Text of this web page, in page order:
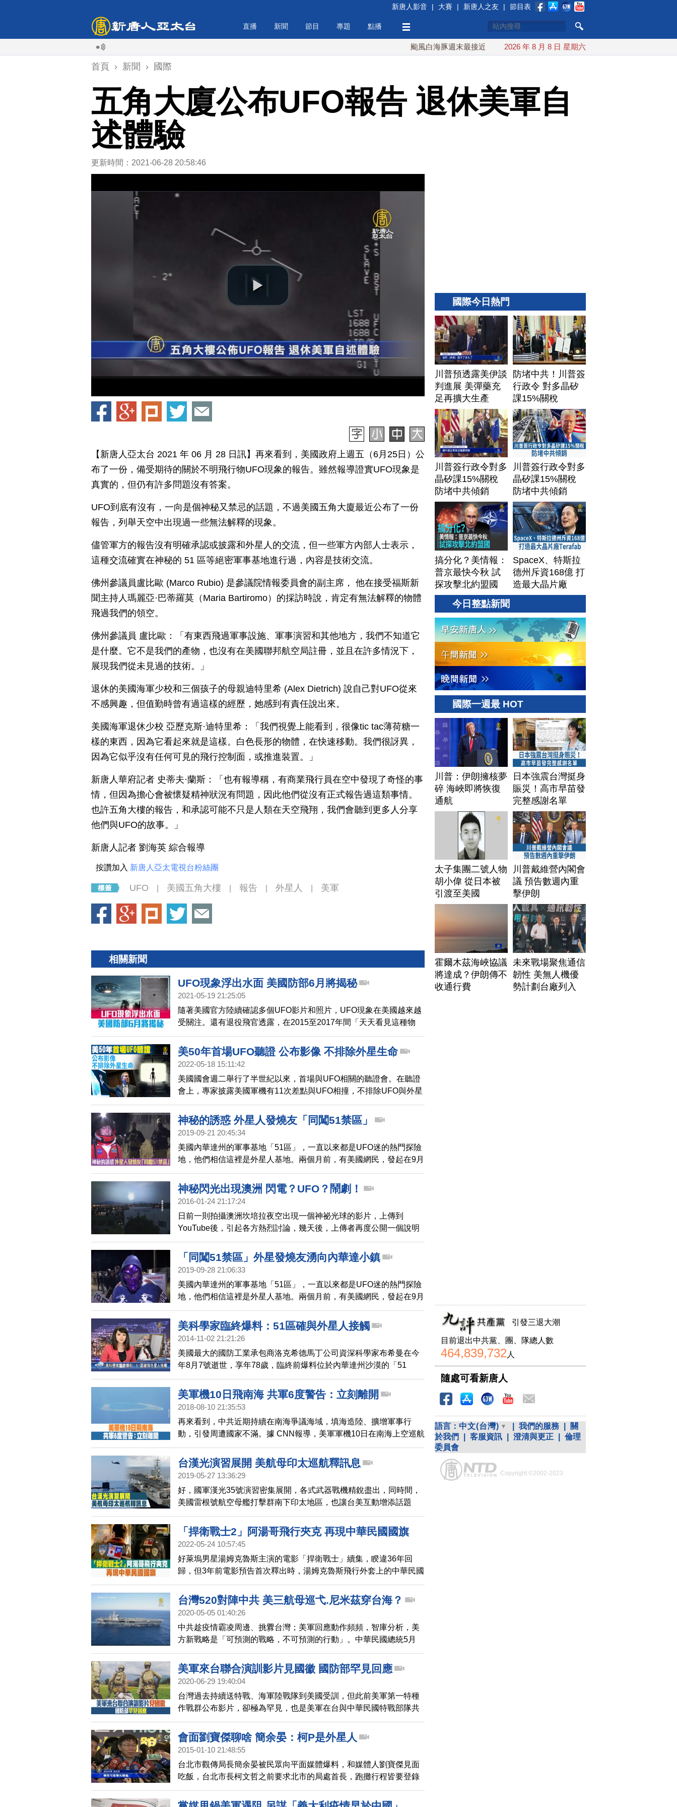
新唐人影音 | 大賽 | 新唐人之友 | 節目表
直播 新聞 節目 專題 點播
颱風白海豚週末最接近台灣 最快9日可能登陸中國 台灣漢光首結合城鎮演習 AIT
2026 年 8 月 8 日 星期六
首頁 › 新聞 › 國際
五角大廈公布UFO報告 退休美軍自
述體驗
更新時間：2021-06-28 20:58:46
【新唐人亞太台 2021 年 06 月 28 日訊】再來看到，美國政府上週五（6月25日）公
布了一份，備受期待的關於不明飛行物UFO現象的報告。雖然報導證實UFO現象是
真實的，但仍有許多問題沒有答案。
UFO到底有沒有，一向是個神秘又禁忌的話題，不過美國五角大廈最近公布了一份
報告，列舉天空中出現過一些無法解釋的現象。
儘管軍方的報告沒有明確承認或披露和外星人的交流，但一些軍方內部人士表示，
這種交流確實在神秘的 51 區等絕密軍事基地進行過，內容是技術交流。
佛州參議員盧比歐 (Marco Rubio) 是參議院情報委員會的副主席， 他在接受福斯新
聞主持人瑪麗亞·巴蒂羅莫（Maria Bartiromo）的採訪時說，肯定有無法解釋的物體
飛過我們的領空。
佛州參議員 盧比歐：「有東西飛過軍事設施、軍事演習和其他地方，我們不知道它
是什麼。它不是我們的產物，也沒有在美國聯邦航空局註冊，並且在許多情況下，
展現我們從未見過的技術。」
退休的美國海軍少校和三個孩子的母親迪特里希 (Alex Dietrich) 說自己對UFO從來
不感興趣，但值勤時曾有過這樣的經歷，她感到有責任說出來。
美國海軍退休少校 亞歷克斯·迪特里希：「我們視覺上能看到，很像tic tac薄荷糖一
樣的東西，因為它看起來就是這樣。白色長形的物體，在快速移動。我們很訝異，
因為它似乎沒有任何可見的飛行控制面，或推進裝置。」
新唐人華府記者 史蒂夫·蘭斯：「也有報導稱，有商業飛行員在空中發現了奇怪的事
情，但因為擔心會被懷疑精神狀況有問題，因此他們從沒有正式報告過這類事情。
也許五角大樓的報告，和承認可能不只是人類在天空飛翔，我們會聽到更多人分享
他們與UFO的故事。」
新唐人記者 劉海英 綜合報導
按讚加入 新唐人亞太電視台粉絲團
UFO 美國五角大樓 報告 外星人 美軍
相關新聞
UFO現象浮出水面 美國防部6月將揭秘
2021-05-19 21:25:05
隨著美國官方陸續確認多個UFO影片和照片，UFO現象在美國越來越
受關注。還有退役飛官透露，在2015至2017年間「天天看見這種物
體」。前總統歐巴馬也證實看過這些畫面，認為軍方必須嚴肅看待
「這種無法輕易解釋的現象」。下個月，美國國防部將提交一份報
告，公開UFO的秘密。
美50年首場UFO聽證 公布影像 不排除外星生命
2022-05-18 15:11:42
美國國會週二舉行了半世紀以來，首場與UFO相關的聽證會。在聽證
會上，專家披露美國軍機有11次差點與UFO相撞，不排除UFO與外星
生命有關。
神秘的誘惑 外星人發燒友「同闖51禁區」
2019-09-21 20:45:34
美國內華達州的軍事基地「51區」，一直以來都是UFO迷的熱門探險
地，他們相信這裡是外星人基地。兩個月前，有美國網民，發起在9月
20日「一起同闖51區」，結果，有超過三千位的外星人發燒友，從各
地湧入這個神祕的51號禁區。
神秘閃光出現澳洲 閃電？UFO？鬧劇！
2016-01-24 21:17:24
日前一則拍攝澳洲坎培拉夜空出現一個神祕光球的影片，上傳到
YouTube後，引起各方熱烈討論，幾天後，上傳者再度公開一個說明
影片，讓謎底揭曉。
「同闖51禁區」外星發燒友湧向內華達小鎮
2019-09-28 21:06:33
美國內華達州的軍事基地「51區」，一直以來都是UFO迷的熱門探險
地，他們相信這裡是外星人基地。兩個月前，有美國網民，發起在9月
20日「一起同闖51區」，結果，有超過三千位的外星人發燒友，從各
地湧入這個神祕的51號禁區。
美科學家臨終爆料：51區確與外星人接觸
2014-11-02 21:21:26
美國最大的國防工業承包商洛克希德馬丁公司資深科學家布希曼在今
年8月7號逝世，享年78歲，臨終前爆料位於內華達州沙漠的「51
區」，有18名外星人為美國政府工作。訪問影片在最近PO上
Youtube，引起極大震驚，超過百萬人點閱。
美軍機10日飛南海 共軍6度警告：立刻離開
2018-08-10 21:35:53
再來看到，中共近期持續在南海爭議海域，填海造陸、擴增軍事行
動，引發周遭國家不滿。據 CNN報導，美軍軍機10日在南海上空巡航
時，收到共軍6次廣播警告，宣稱該處是中共領土，要美軍飛機儘速離
開。但據統計，美國、澳洲、法國等西方國家，今年派往南海的軍艦
航行總時數，已經創下歷史新高。
台漢光演習展開 美航母印太巡航釋訊息
2019-05-27 13:36:29
好，國軍漢光35號演習密集展開，各式武器戰機精銳盡出，同時間，
美國雷根號航空母艦打擊群南下印太地區，也讓台美互動增添話題
性。
「捍衛戰士2」阿湯哥飛行夾克 再現中華民國國旗
2022-05-24 10:57:45
好萊塢男星湯姆克魯斯主演的電影「捍衛戰士」續集，睽違36年回
歸，但3年前電影預告首次釋出時，湯姆克魯斯飛行外套上的中華民國
國旗一度被消失，沒想到正片竟被保留。
台灣520對陣中共 美三航母巡弋.尼米茲穿台海？
2020-05-05 01:40:26
中共趁疫情霸凌周邊、挑釁台灣；美軍回應動作頻頻，智庫分析，美
方新戰略是「可預測的戰略，不可預測的行動」。中華民國總統5月
20日就職，碰上中共兩會5月21日啟動；評論員江峰分析，5月下旬，
美軍可能有三個航母打擊群坐鎮西太平洋，尼米茲號可能穿越台海。
美軍來台聯合演訓影片見國徽 國防部罕見回應
2020-06-29 19:40:04
台灣過去持續送特戰、海軍陸戰隊到美國受訓，但此前美軍第一特種
作戰群公布影片，卻極為罕見，也是美軍在台與中華民國特戰部隊共
同演訓的任務代號「Balance Tamper」，首次曝光。
會面劉寶傑聊啥 簡余晏：柯P是外星人
2015-01-10 21:48:55
台北市觀傳局長簡余晏被民眾向平面媒體爆料，和媒體人劉寶傑見面
吃飯，台北市長柯文哲之前要求北市的局處首長，跑攤行程皆要登錄
報備，簡余晏這次有沒有報備，和對方談了什麼，都讓人好奇。
國際今日熱門
川普預透露美伊談
判進展 美彈藥充
足再擴大生產
防堵中共！川普簽
行政令 對多晶矽
課15%關稅
川普簽行政令對多
晶矽課15%關稅
防堵中共傾銷
川普簽行政令對多
晶矽課15%關稅
防堵中共傾銷
搞分化？美情報：
普京最快今秋 試
探攻擊北約盟國
SpaceX、特斯拉
德州斥資168億 打
造最大晶片廠
Terafab
今日整點新聞
國際一週最 HOT
川普：伊朗擁核夢
碎 海峽即將恢復
通航
日本強震台灣挺身
賑災！高市早苗發
完整感謝名單
太子集團二號人物
胡小偉 從日本被
引渡至美國
川普戴維營內閣會
議 預告數週內重
擊伊朗
霍爾木茲海峽協議
將達成？伊朗傳不
收通行費
未來戰場聚焦通信
韌性 美無人機優
勢計劃台廠列入
引發三退大潮
目前退出中共黨、團、隊總人數
464,839,732 人
隨處可看新唐人
語言： 中文(台灣) 我們的服務
關
於我們
客服資訊 澄清與更正
倫理
委員會
Copyright ©2002-2023